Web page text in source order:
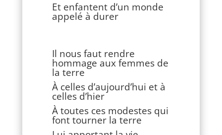
Et enfantent d’un monde
appelé à durer
Il nous faut rendre
hommage aux femmes de
la terre
À celles d’aujourd’hui et à
celles d’hier
À toutes ces modestes qui
font tourner la terre